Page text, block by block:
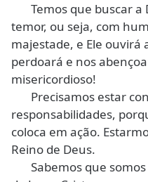
Temos que buscar a
temor, ou seja, com
majestade, e Ele ouvirá
perdoará e nos
misericordioso!
Precisamos estar
responsabilidades,
coloca em ação.
Reino de Deus.
Sabemos que somos